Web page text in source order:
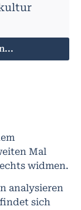
Mal
widmen.
analysieren
sich